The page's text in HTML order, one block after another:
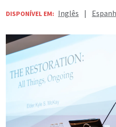
DISPONÍVEL EM: Inglês |